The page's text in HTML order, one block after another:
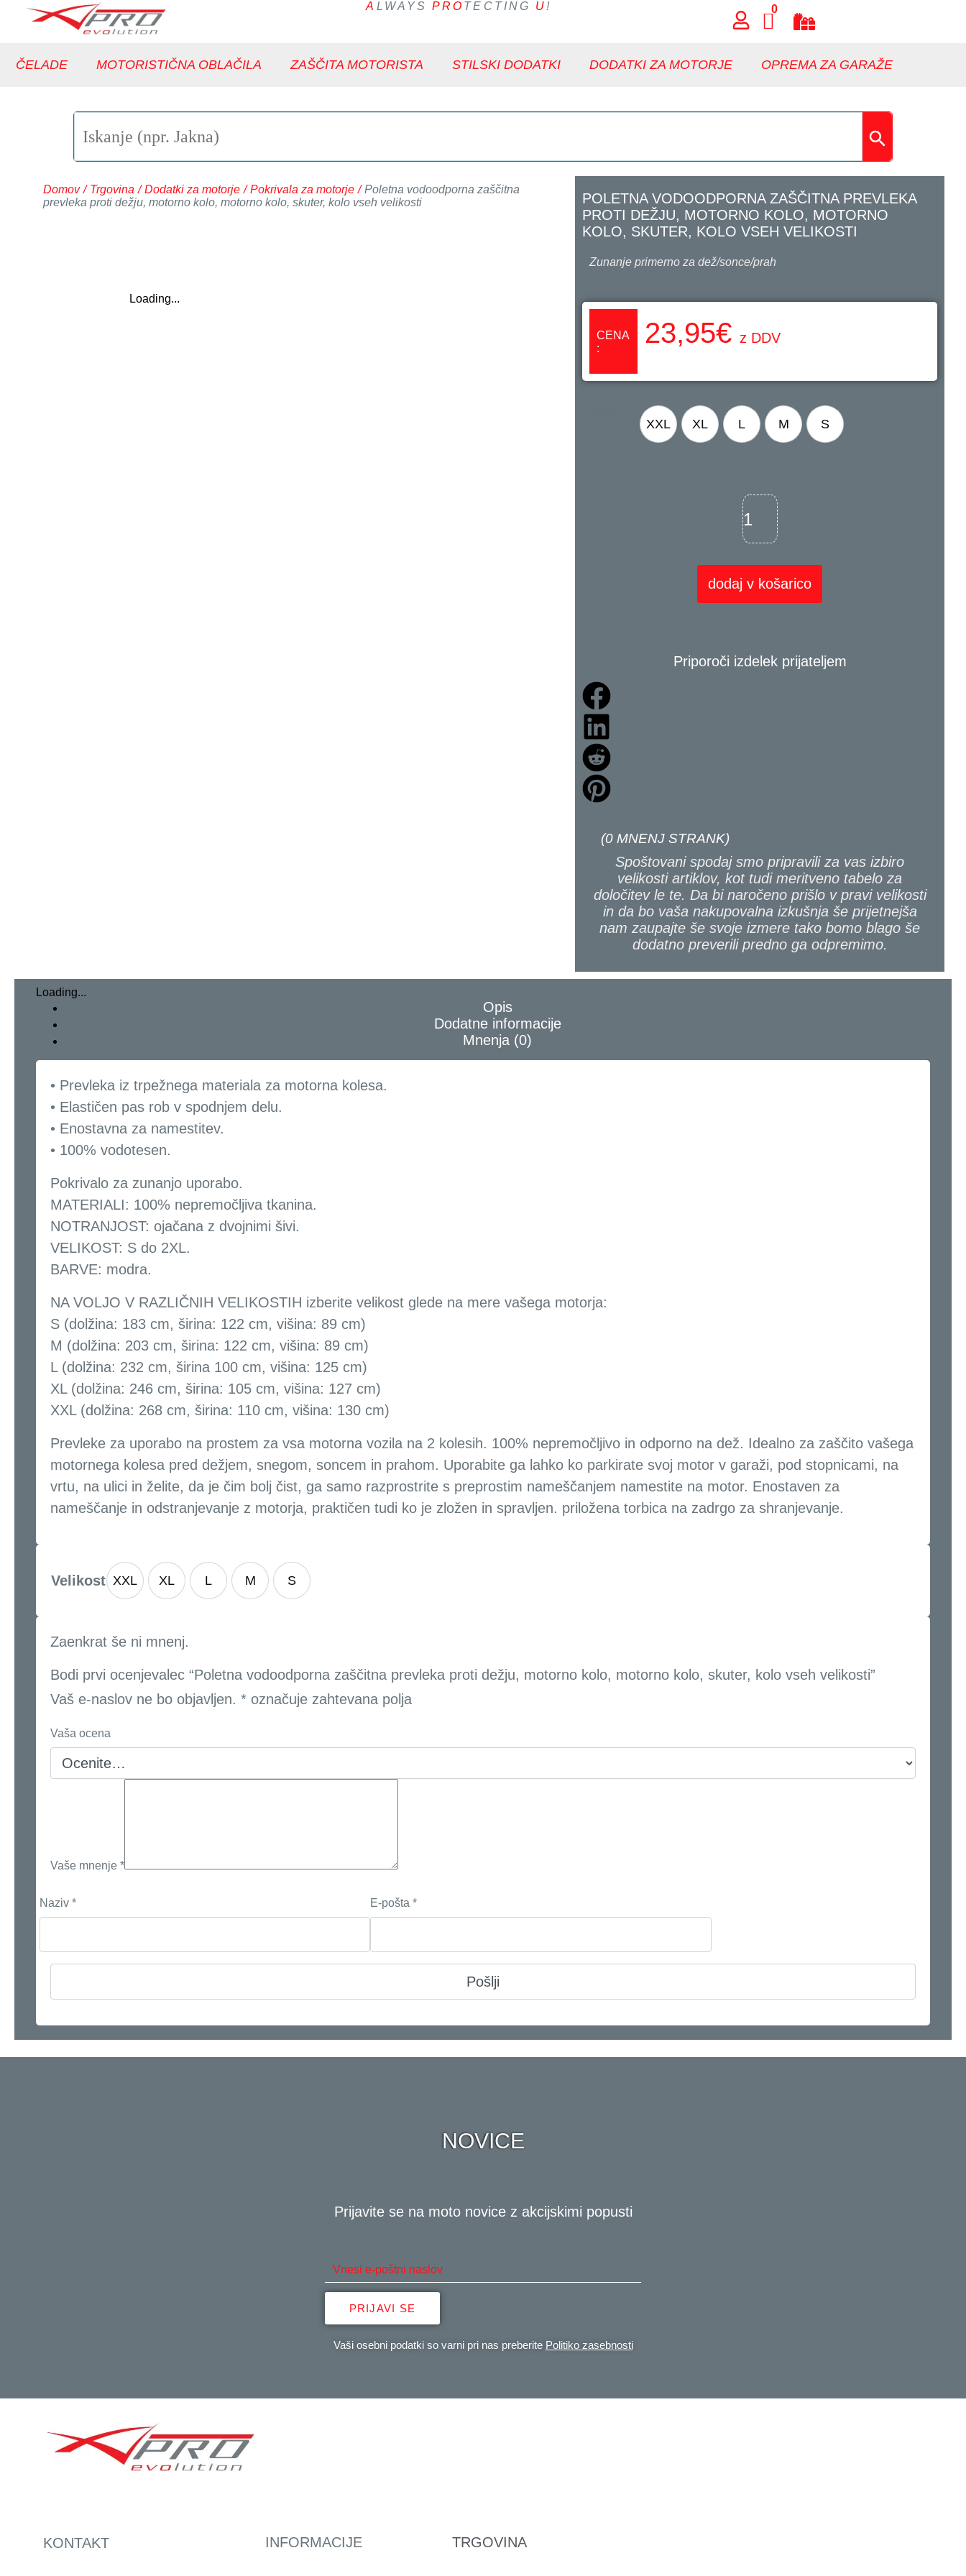
A LWAYSPRO TECTING U! 0
ČELADE MOTORISTIČNA OBLAČILA ZAŠČITA MOTORISTA STILSKI DODATKI DODATKI ZA MOTORJE OPREMA ZA GARAŽE
Domov / Trgovina / Dodatki za motorje / Pokrivala za motorje / Poletna vodoodporna zaščitna
prevleka proti dežju, motorno kolo, motorno kolo, skuter, kolo vseh velikosti
Loading...
POLETNA VODOODPORNA ZAŠČITNA PREVLEKA
PROTI DEŽJU, MOTORNO KOLO, MOTORNO
KOLO, SKUTER, KOLO VSEH VELIKOSTI
Zunanje primerno za dež/sonce/prah
CENA
:
23,95€ z DDV
XXL XL L M S
dodaj v košarico
Priporoči izdelek prijateljem
(0 MNENJ STRANK)
Spoštovani spodaj smo pripravili za vas izbiro
velikosti artiklov, kot tudi meritveno tabelo za
določitev le te. Da bi naročeno prišlo v pravi velikosti
in da bo vaša nakupovalna izkušnja še prijetnejša
nam zaupajte še svoje izmere tako bomo blago še
dodatno preverili predno ga odpremimo.
Loading...
Opis
Dodatne informacije
Mnenja (0)
• Prevleka iz trpežnega materiala za motorna kolesa.
• Elastičen pas rob v spodnjem delu.
• Enostavna za namestitev.
• 100% vodotesen.
Pokrivalo za zunanjo uporabo.
MATERIALI: 100% nepremočljiva tkanina.
NOTRANJOST: ojačana z dvojnimi šivi.
VELIKOST: S do 2XL.
BARVE: modra.
NA VOLJO V RAZLIČNIH VELIKOSTIH izberite velikost glede na mere vašega motorja:
S (dolžina: 183 cm, širina: 122 cm, višina: 89 cm)
M (dolžina: 203 cm, širina: 122 cm, višina: 89 cm)
L (dolžina: 232 cm, širina 100 cm, višina: 125 cm)
XL (dolžina: 246 cm, širina: 105 cm, višina: 127 cm)
XXL (dolžina: 268 cm, širina: 110 cm, višina: 130 cm)
Prevleke za uporabo na prostem za vsa motorna vozila na 2 kolesih. 100% nepremočljivo in odporno na dež. Idealno za zaščito vašega
motornega kolesa pred dežjem, snegom, soncem in prahom. Uporabite ga lahko ko parkirate svoj motor v garaži, pod stopnicami, na
vrtu, na ulici in želite, da je čim bolj čist, ga samo razprostrite s preprostim nameščanjem namestite na motor. Enostaven za
nameščanje in odstranjevanje z motorja, praktičen tudi ko je zložen in spravljen. priložena torbica na zadrgo za shranjevanje.
Velikost XXL XL L M S
Zaenkrat še ni mnenj.
Bodi prvi ocenjevalec “Poletna vodoodporna zaščitna prevleka proti dežju, motorno kolo, motorno kolo, skuter, kolo vseh velikosti”
Vaš e-naslov ne bo objavljen. * označuje zahtevana polja
Vaša ocena
Vaše mnenje *
Naziv * E-pošta*
NOVICE
Prijavite se na moto novice z akcijskimi popusti
PRIJAVI SE
Vaši osebni podatki so varni pri nas preberite Politiko zasebnosti
KONTAKT INFORMACIJE TRGOVINA